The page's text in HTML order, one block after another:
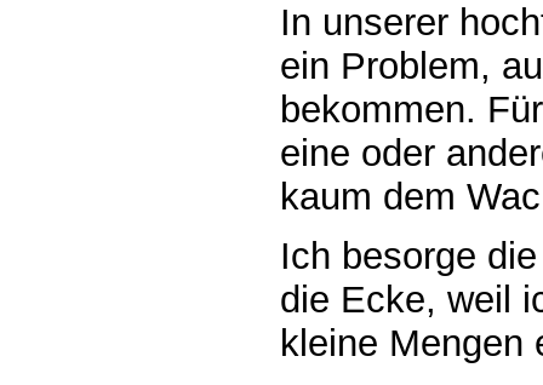
In unserer
ein Problem,
bekommen.
eine oder
kaum dem
Ich besorge
die Ecke, weil
kleine Mengen